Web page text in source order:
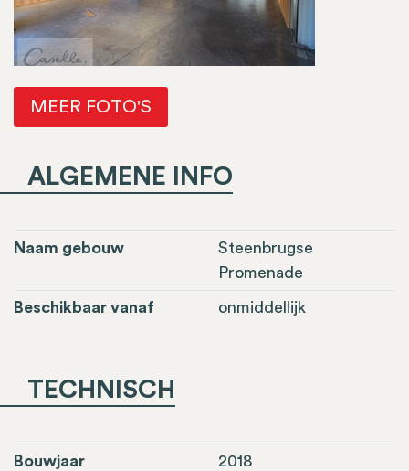
MEER FOTO'S
ALGEMENE INFO
Naam gebouw
Steenbrugse
Promenade
Beschikbaar vanaf onmiddellijk
TECHNISCH
Bouwjaar 2018